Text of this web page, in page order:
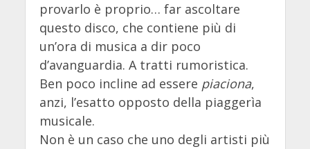
provarlo è proprio… far ascoltare
questo disco, che contiene più di
un’ora di musica a dir poco
d’avanguardia. A tratti rumoristica.
Ben poco incline ad essere piaciona,
anzi, l’esatto opposto della piaggerìa
musicale.
Non è un caso che uno degli artisti più